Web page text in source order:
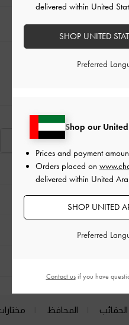
الحقائب المحافظ
Shop our
Prices and payment
Orders placed on
delivered within United
SHOP UNITED
Preferred
delivered within United
SHOP UNITED
Preferred
Contact usif you have